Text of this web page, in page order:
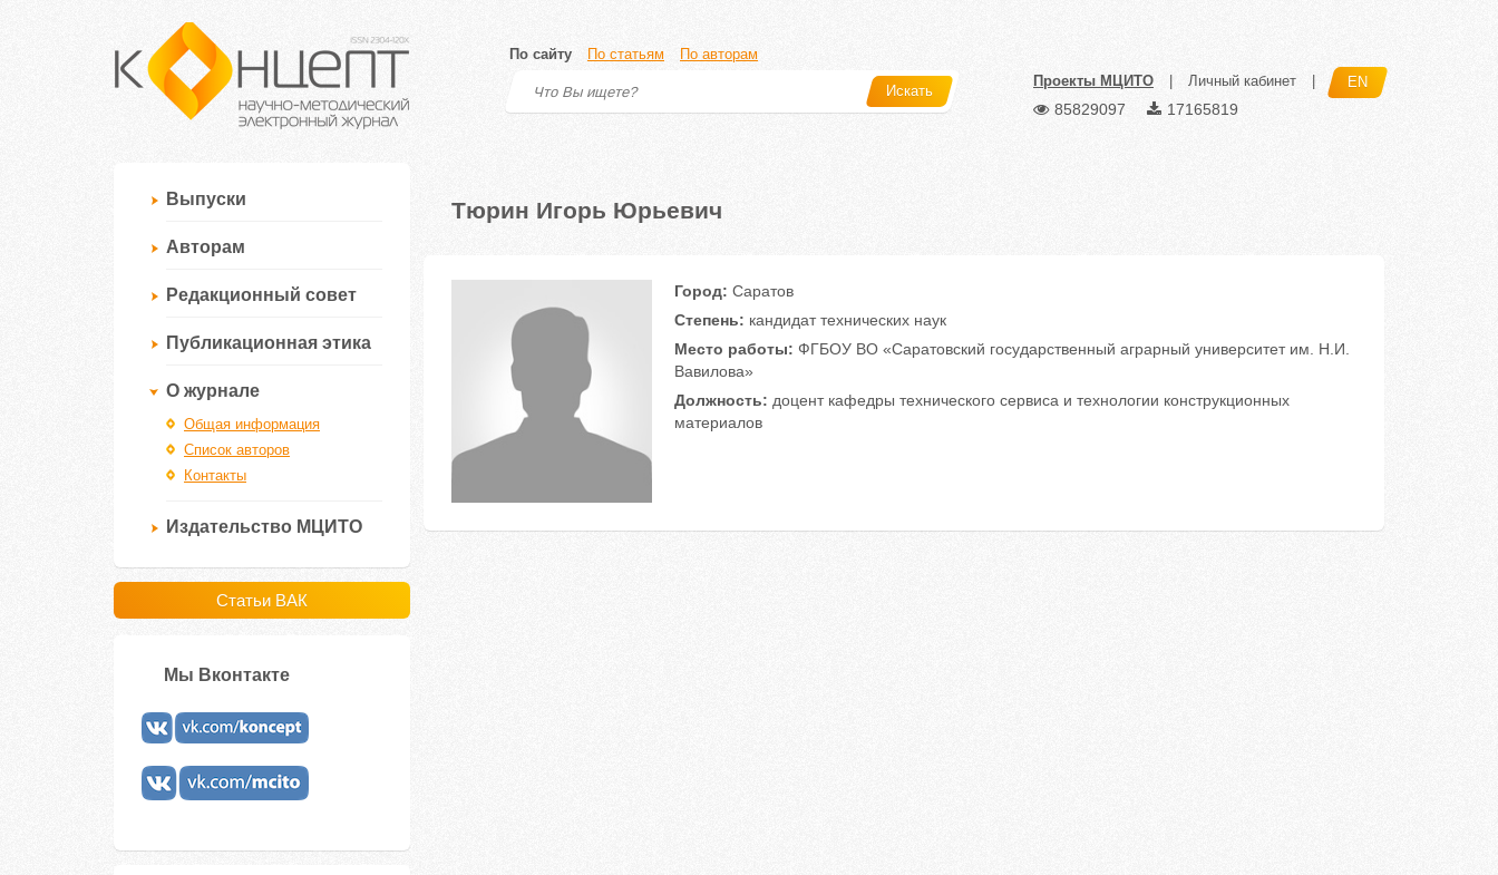
По сайту По статьям По авторам
Искать
Проекты МЦИТО Личный кабинет EN
85829097 17165819
Выпуски
Авторам
Редакционный совет
Публикационная этика
О журнале
Общая информация
Список авторов
Контакты
Издательство МЦИТО
Статьи ВАК
Мы Вконтакте
Тюрин Игорь Юрьевич
Город: Саратов
Степень: кандидат технических наук
Место работы: ФГБОУ ВО «Саратовский государственный аграрный университет им. Н.И.
Вавилова»
Должность: доцент кафедры технического сервиса и технологии конструкционных
материалов